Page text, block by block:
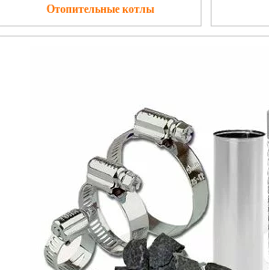
Отопительные котлы